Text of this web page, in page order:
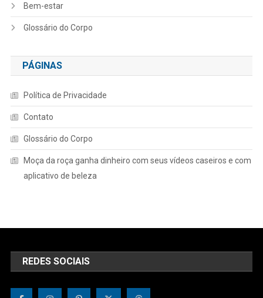
Bem-estar
Glossário do Corpo
PÁGINAS
Política de Privacidade
Contato
Glossário do Corpo
Moça da roça ganha dinheiro com seus vídeos caseiros e com
aplicativo de beleza
REDES SOCIAIS